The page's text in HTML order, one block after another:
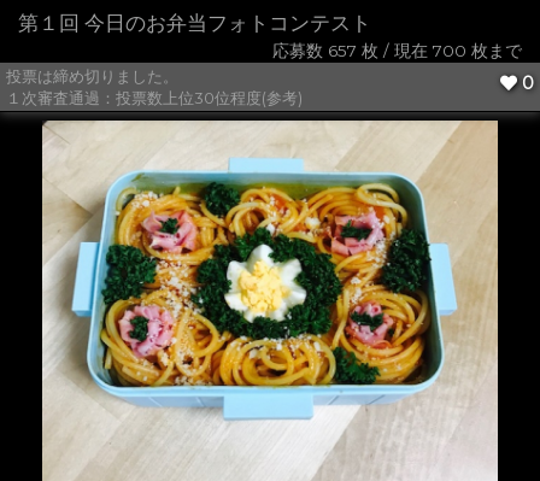
第１回 今日のお弁当フォトコンテスト
応募数 657 枚 / 現在 700 枚まで
投票は締め切りました。
１次審査通過：投票数上位30位程度(参考)
0